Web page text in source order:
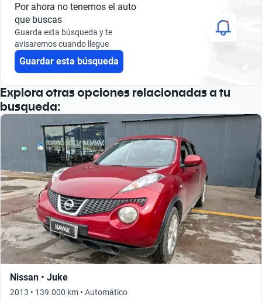
Busca por marca
Busca por modelo
Busca por año
Por ahora no tenemos el auto
que buscas
Guarda esta búsqueda y te
avisaremos cuando llegue
Guardar esta búsqueda
Explora otras opciones relacionadas a tu
busqueda:
Nissan • Juke
2013 • 139.000 km • Automático